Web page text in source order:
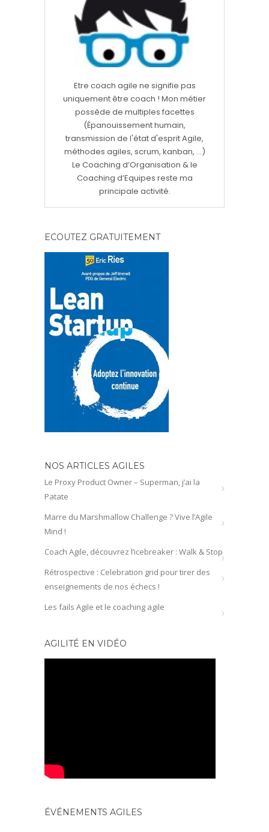
Etre coach agile ne signifie pas
uniquement être coach ! Mon métier
possède de multiples facettes
(Épanouissement humain,
transmission de l'état d'esprit Agile,
méthodes agiles, scrum, kanban, ...)
Le Coaching d’Organisation & le
Coaching d’Equipes reste ma
principale activité.
ECOUTEZ GRATUITEMENT
NOS ARTICLES AGILES
Le Proxy Product Owner – Superman, j’ai la
Patate
Marre du Marshmallow Challenge ? Vive l’Agile
Mind !
Coach Agile, découvrez l’icebreaker : Walk & Stop
Rétrospective : Celebration grid pour tirer des
enseignements de nos échecs !
Les fails Agile et le coaching agile
AGILITÉ EN VIDÉO
ÉVÉNEMENTS AGILES